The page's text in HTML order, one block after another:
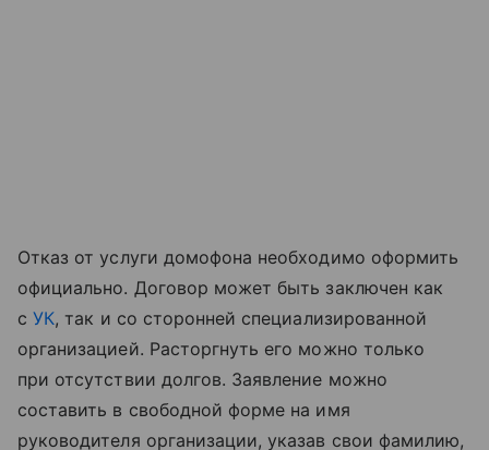
Отказ от услуги домофона необходимо оформить
официально. Договор может быть заключен как
сУК, так и со сторонней специализированной
организацией. Расторгнуть его можно только
при отсутствии долгов. Заявление можно
составить в свободной форме на имя
руководителя организации, указав свои фамилию,